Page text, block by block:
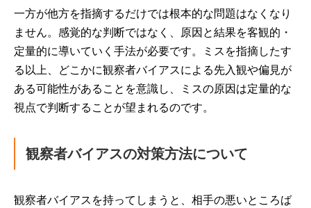
一方が他方を指摘するだけでは根本的な問題はなくなり
ません。感覚的な判断ではなく、原因と結果を客観的・
定量的に導いていく手法が必要です。ミスを指摘したす
る以上、どこかに観察者バイアスによる先入観や偏見が
ある可能性があることを意識し、ミスの原因は定量的な
視点で判断することが望まれるのです。
観察者バイアスの対策方法について
観察者バイアスを持ってしまうと、相手の悪いところば